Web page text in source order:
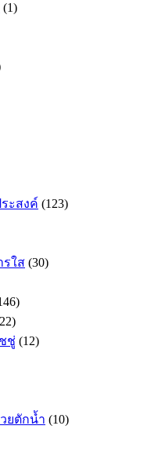
(1)
ะสงค์ (123)
รใส (30)
ชู่ (12)
ยตักน้ำ (10)